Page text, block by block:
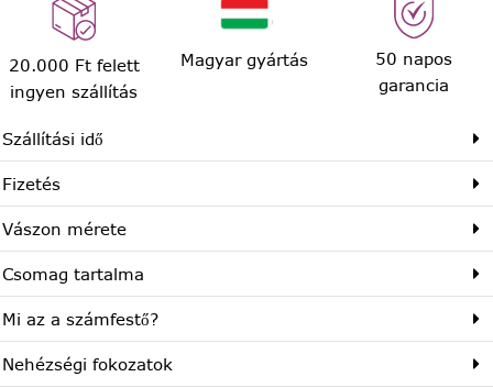
20.000 Ft felett
ingyen szállítás
Magyar gyártás
50 napos
garancia
Szállítási idő
Fizetés
Vászon mérete
Csomag tartalma
Mi az a számfestő?
Nehézségi fokozatok